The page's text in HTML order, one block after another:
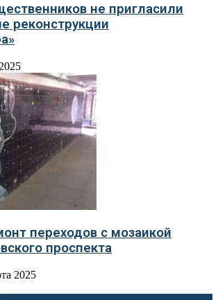
не пригласили
реконструкции
переходов с мозаикой
проспекта
2025